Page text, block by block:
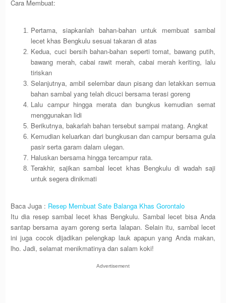
Cara Membuat:
Pertama, siapkanlah bahan-bahan untuk membuat sambal
lecet khas Bengkulu sesuai takaran di atas
Kedua, cuci bersih bahan-bahan seperti tomat, bawang putih,
bawang merah, cabai rawit merah, cabai merah keriting, lalu
tiriskan
Selanjutnya, ambil selembar daun pisang dan letakkan semua
bahan sambal yang telah dicuci bersama terasi goreng
Lalu campur hingga merata dan bungkus kemudian semat
menggunakan lidi
Berikutnya, bakarlah bahan tersebut sampai matang. Angkat
Kemudian keluarkan dari bungkusan dan campur bersama gula
pasir serta garam dalam ulegan.
Haluskan bersama hingga tercampur rata.
Terakhir, sajikan sambal lecet khas Bengkulu di wadah saji
untuk segera dinikmati
Baca Juga : Resep Membuat Sate Balanga Khas Gorontalo
Itu dia resep sambal lecet khas Bengkulu. Sambal lecet bisa Anda
santap bersama ayam goreng serta lalapan. Selain itu, sambal lecet
ini juga cocok dijadikan pelengkap lauk apapun yang Anda makan,
lho. Jadi, selamat menikmatinya dan salam koki!
Advertisement